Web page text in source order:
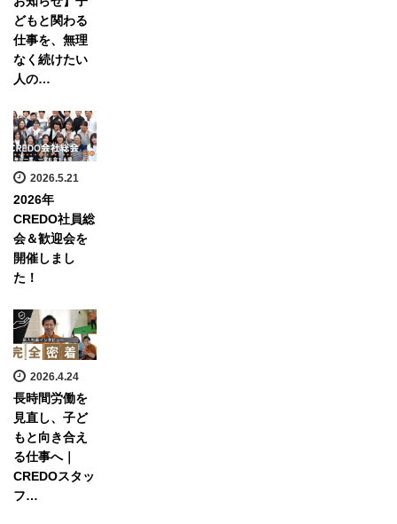
どもと関わる
仕事を、無理
なく続けたい
人の…
2026.5.21
2026年
CREDO社員総
会＆歓迎会を
開催しまし
た！
2026.4.24
長時間労働を
見直し、子ど
もと向き合え
る仕事へ｜
CREDOスタッ
フ…